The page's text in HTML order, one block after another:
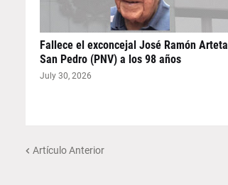
Fallece el exconcejal José Ramón Arteta
San Pedro (PNV) a los 98 años
July 30, 2026
Artículo Anterior